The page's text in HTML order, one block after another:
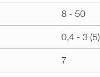
8 - 50
0,4 - 3 (5)
7